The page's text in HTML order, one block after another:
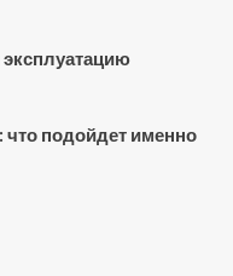
эксплуатацию
подойдет именно